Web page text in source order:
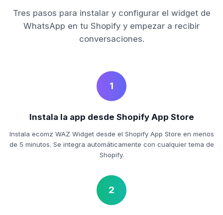
Tres pasos para instalar y configurar el widget de
WhatsApp en tu Shopify y empezar a recibir
conversaciones.
1
Instala la app desde Shopify App Store
Instala ecomz WAZ Widget desde el Shopify App Store en menos
de 5 minutos. Se integra automáticamente con cualquier tema de
Shopify.
2